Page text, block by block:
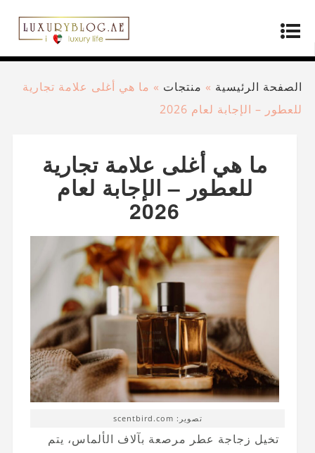
الصفحة الرئيسية » منتجات » ما هي أغلى علامة تجارية
للعطور – الإجابة لعام 2026
ما هي أغلى علامة تجارية
للعطور – الإجابة لعام
2026
تصوير: scentbird.com
تخيل زجاجة عطر مرصعة بآلاف الألماس، يتم